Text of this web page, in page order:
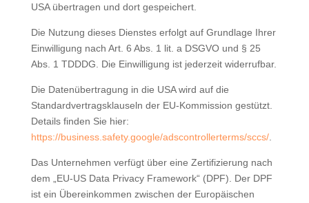
USA übertragen und dort gespeichert.
Die Nutzung dieses Dienstes erfolgt auf Grundlage Ihrer
Einwilligung nach Art. 6 Abs. 1 lit. a DSGVO und § 25
Abs. 1 TDDDG. Die Einwilligung ist jederzeit widerrufbar.
Die Datenübertragung in die USA wird auf die
Standardvertragsklauseln der EU-Kommission gestützt.
Details finden Sie hier:
https://business.safety.google/adscontrollerterms/sccs/.
Das Unternehmen verfügt über eine Zertifizierung nach
dem „EU-US Data Privacy Framework“ (DPF). Der DPF
ist ein Übereinkommen zwischen der Europäischen